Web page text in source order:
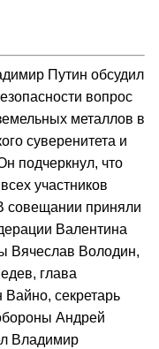
Путин обсудил
вопрос
металлов в
суверенитета и
подчеркнул, что
участников
совещании приняли
Валентина
Вячеслав Володин,
глава
секретарь
Андрей
Владимир